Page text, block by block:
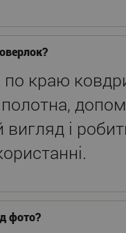
краю
вигляд і
фото?